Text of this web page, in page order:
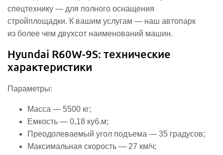
спецтехнику — для полного оснащения
стройплощадки. К вашим услугам — наш автопарк
из более чем двухсот наименований машин.
Hyundai R60W-9S: технические
характеристики
Параметры:
Масса — 5500 кг;
Емкость — 0,18 куб.м;
Преодолеваемый угол подъема — 35 градусов;
Максимальная скорость — 27 км/ч;